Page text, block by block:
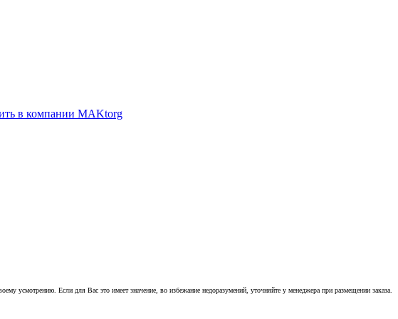
усмотрению. Если для Вас это имеет значение, во избежание недоразумений, уточняйте у менеджера при размещении заказа.